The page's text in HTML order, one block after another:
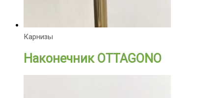
Карнизы
Наконечник OTTAGONO